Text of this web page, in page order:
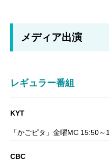
メディア出演
レギュラー番組
KYT
「かごピタ」金曜MC 15:50～
CBC